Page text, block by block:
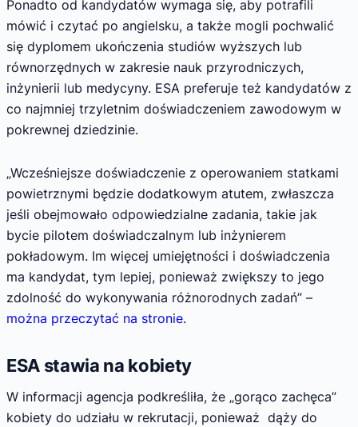
Ponadto od kandydatów wymaga się, aby potrafili
mówić i czytać po angielsku, a także mogli pochwalić
się dyplomem ukończenia studiów wyższych lub
równorzędnych w zakresie nauk przyrodniczych,
inżynierii lub medycyny. ESA preferuje też kandydatów z
co najmniej trzyletnim doświadczeniem zawodowym w
pokrewnej dziedzinie.
„Wcześniejsze doświadczenie z operowaniem statkami
powietrznymi będzie dodatkowym atutem, zwłaszcza
jeśli obejmowało odpowiedzialne zadania, takie jak
bycie pilotem doświadczalnym lub inżynierem
pokładowym. Im więcej umiejętności i doświadczenia
ma kandydat, tym lepiej, ponieważ zwiększy to jego
zdolność do wykonywania różnorodnych zadań” –
można przeczytać na stronie.
ESA stawia na kobiety
W informacji agencja podkreśliła, że „gorąco zachęca”
kobiety do udziału w rekrutacji, ponieważ dąży do